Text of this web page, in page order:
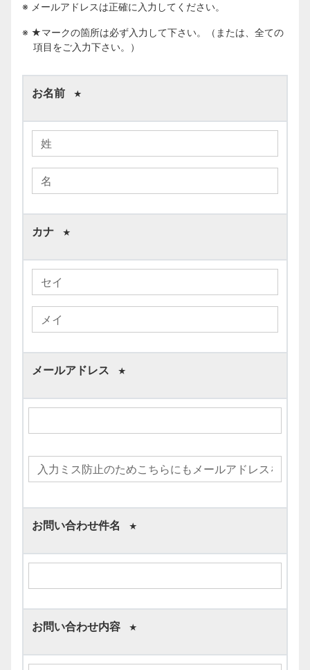
※ メールアドレスは正確に入力してください。
※ ★マークの箇所は必ず入力して下さい。（または、全ての
項目をご入力下さい。）
お名前 ★
カナ ★
メールアドレス ★
お問い合わせ件名 ★
お問い合わせ内容 ★